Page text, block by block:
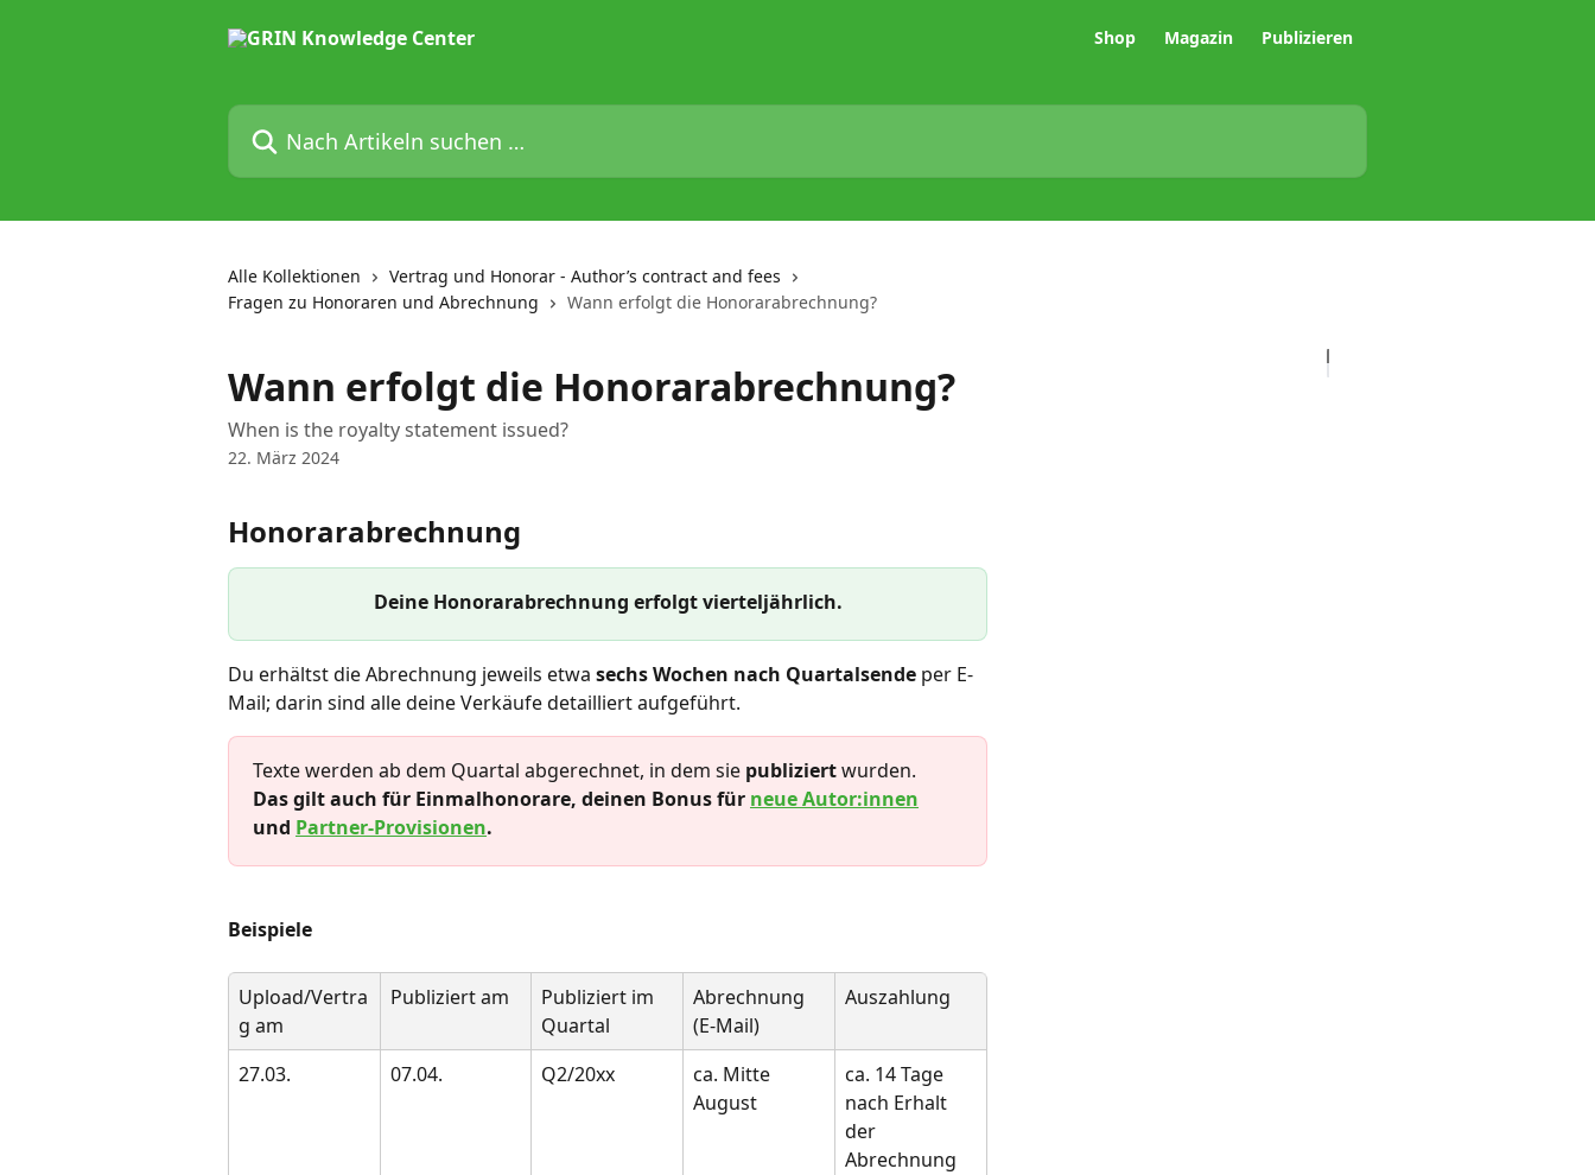
Shop Magazin Publizieren
Nach Artikeln suchen …
Alle Kollektionen
Vertrag und Honorar - Author’s contract and fees
Fragen zu Honoraren und Abrechnung
Wann erfolgt die Honorarabrechnung?
Wann erfolgt die Honorarabrechnung?
When is the royalty statement issued?
22. März 2024
Honorarabrechnung
Deine Honorarabrechnung erfolgt vierteljährlich.
Du erhältst die Abrechnung jeweils etwa sechs Wochen nach Quartalsende per E-
Mail; darin sind alle deine Verkäufe detailliert aufgeführt.
Texte werden ab dem Quartal abgerechnet, in dem sie publiziert wurden.
Das gilt auch für Einmalhonorare, deinen Bonus für neue Autor:innen
und Partner-Provisionen.
Beispiele
Upload/Vertra
g am
Publiziert am
Publiziert im
Quartal
Abrechnung
(E-Mail)
Auszahlung
27.03. 07.04. Q2/20xx
ca. Mitte
August
ca. 14 Tage
nach Erhalt
der
Abrechnung